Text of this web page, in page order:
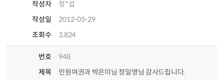
작성자
정*섭
작성일
2012-05-29
조회수
3,824
번호
948
제목
민원여권과 박은미님 정일영님 감사드립니다.